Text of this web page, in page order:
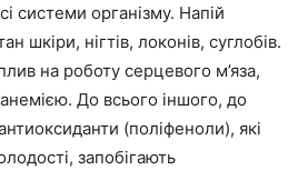
системи організму. Напій
шкіри, нігтів, локонів, суглобів.
на роботу серцевого м’яза,
До всього іншого, до
(поліфеноли), які
запобігають